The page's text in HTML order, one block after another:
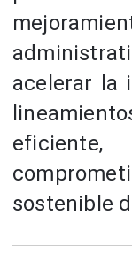
acelerar la
sostenible